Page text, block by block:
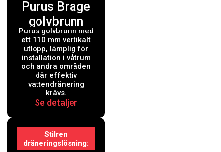
Purus Brage
golvbrunn
med vertikalt
110 mm
utlopp vatten
Purus golvbrunn med
ett 110 mm vertikalt
utlopp, lämplig för
installation i våtrum
och andra områden
där effektiv
vattendränering
krävs.
Se detaljer
Stilren
dräneringslösning